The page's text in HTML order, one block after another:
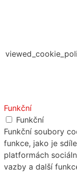
Funkční
Funkční
Funkční soubory
funkce, jako je
platformách
vazby a další